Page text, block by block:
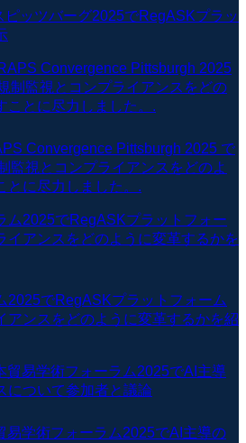
ッツバーグ2025でRegASKプラッ
Convergence Pittsburgh 2025 で
監視とコンプライアンスをどのよ
とに尽力しました。.
2025でRegASKプラットフォーム
アンスをどのように変革するかを紹
易学術フォーラム2025でAI主導の